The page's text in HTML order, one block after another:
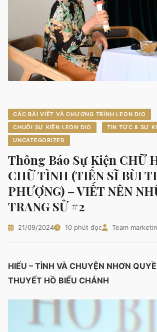
CÁC BÀI VIẾT VÀ CHƯƠNG TRÌNH LEON DIO
CHUỐI SỰ KIỆN LEON DIO
TIN TỨC & SỰ
UNCATEGORIZED
Thông Báo Sự Kiện CHỮ
CHỮ TÌNH (TIẾN SĨ BÙI
PHƯỢNG) – VIẾT NÊN
TRANG SỬ #2
21/09/2024 10 phút đọc Team
HIẾU – TÌNH VÀ CHUYỆN NHƠN
THUYẾT HỒ BIỂU CHÁNH